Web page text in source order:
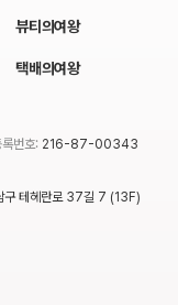
뷰티의여왕
택배의여왕
번호: 216-87-00343
구 테헤란로 37길 7 (13F)